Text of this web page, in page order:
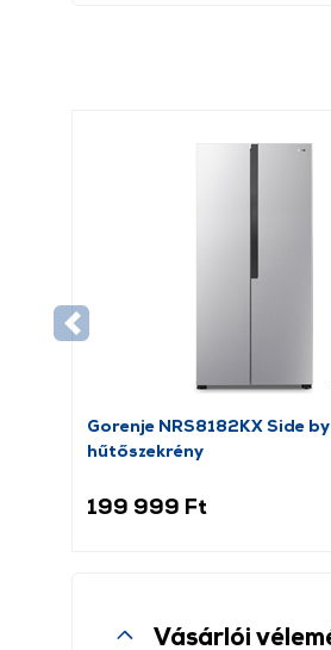
Gorenje NRS8182KX Side
hűtőszekrény
199 999 Ft
Vásárlói